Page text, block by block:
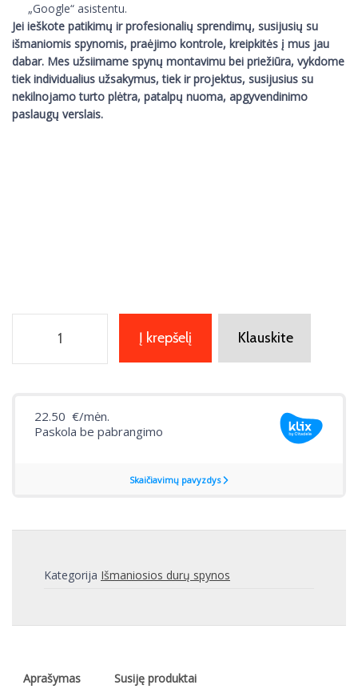
„Google“ asistentu.
Jei ieškote patikimų ir profesionalių sprendimų, susijusių su
išmaniomis spynomis, praėjimo kontrole, kreipkitės į mus jau
dabar. Mes užsiimame spynų montavimu bei priežiūra, vykdome
tiek individualius užsakymus, tiek ir projektus, susijusius su
nekilnojamo turto plėtra, patalpų nuoma, apgyvendinimo
paslaugų verslais.
Į krepšelį Klauskite
Kategorija Išmaniosios durų spynos
Aprašymas Susiję produktai